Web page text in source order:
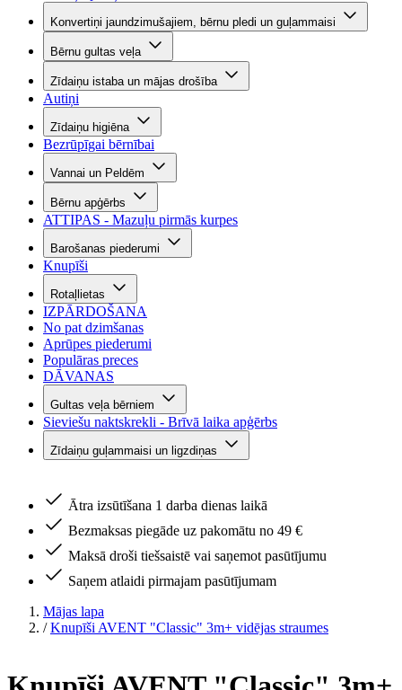
Konvertiņi jaundzimušajiem, bērnu pledi un guļammaisi
Bērnu gultas veļa
Zīdaiņu istaba un mājas drošība
Autiņi
Zīdaiņu higiēna
Bezrūpīgai bērnībai
Vannai un Peldēm
Bērnu apģērbs
ATTIPAS - Mazuļu pirmās kurpes
Barošanas piederumi
Knupīši
Rotaļlietas
IZPĀRDOŠANA
No pat dzimšanas
Aprūpes piederumi
Populāras preces
DĀVANAS
Gultas veļa bērniem
Sieviešu naktskrekli - Brīvā laika apģērbs
Zīdaiņu guļammaisi un ligzdiņas
Ātra izsūtīšana 1 darba dienas laikā
Bezmaksas piegāde uz pakomātu no 49 €
Maksā droši tiešsaistē vai saņemot pasūtījumu
Saņem atlaidi pirmajam pasūtījumam
Mājas lapa
/ Knupīši AVENT "Classic" 3m+ vidējas straumes